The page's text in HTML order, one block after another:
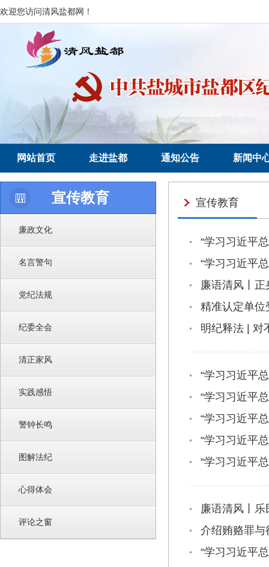
欢迎您访问清风盐都网！
网站首页 走进盐都 通知公告 新闻中
宣传教育
廉政文化
名言警句
党纪法规
纪委全会
清正家风
实践感悟
警钟长鸣
图解法纪
心得体会
评论之窗
宣传教育
“学习习近平
“学习习近平
廉语清风丨正
精准认定单位
明纪释法 | 对
“学习习近平
“学习习近平
“学习习近平
“学习习近平
“学习习近平
廉语清风丨
介绍贿赂罪与
“学习习近平